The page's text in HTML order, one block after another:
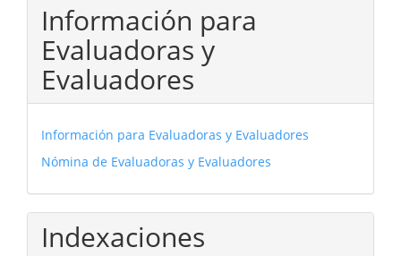
Información para
Evaluadoras y
Evaluadores
Información para Evaluadoras y Evaluadores
Nómina de Evaluadoras y Evaluadores
Indexaciones